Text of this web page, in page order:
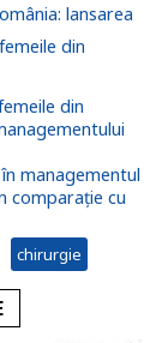
lansarea
din
din
managementul
comparație cu
chirurgie